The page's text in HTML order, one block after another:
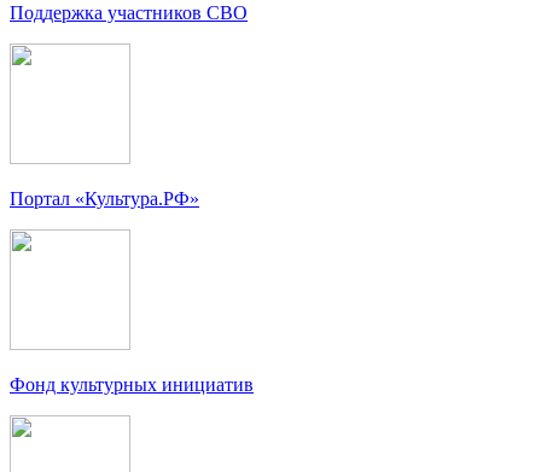
Поддержка участников СВО
Портал «Культура.РФ»
Фонд культурных инициатив